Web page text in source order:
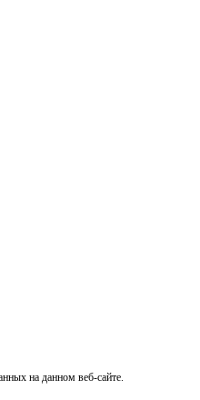
на данном веб-сайте.